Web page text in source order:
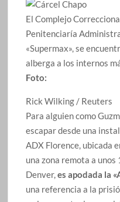
El Complejo
Penitenciaría
«Supermax», se
alberga a los internos
Foto:
Rick Wilking / Reuters
Para alguien como
escapar desde una
ADX Florence, ubicada
una zona remota a
Denver,es apodada la
una referencia a la